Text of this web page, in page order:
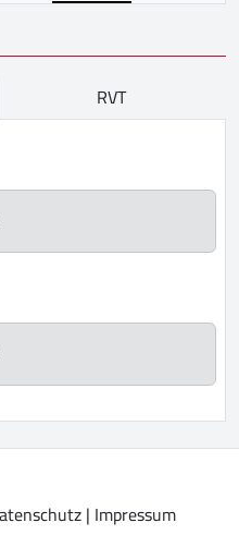
RVT
| Impressum